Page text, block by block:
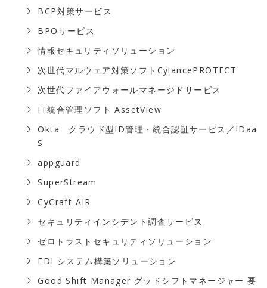
BCP対策サービス
BPOサービス
情報セキュリティソリューション
次世代マルウェア対策ソフトCylancePROTECT
次世代ファイアウォールマネージドサービス
IT統合管理ソフト AssetView
Okta クラウド型ID管理・統合認証サービス／IDaa
S
appguard
SuperStream
CyCraft AIR
セキュリティインシデント調査サービス
ゼロトラストセキュリティソリューション
EDI システム構築ソリューション
Good Shift Manager グッドシフトマネージャー 要